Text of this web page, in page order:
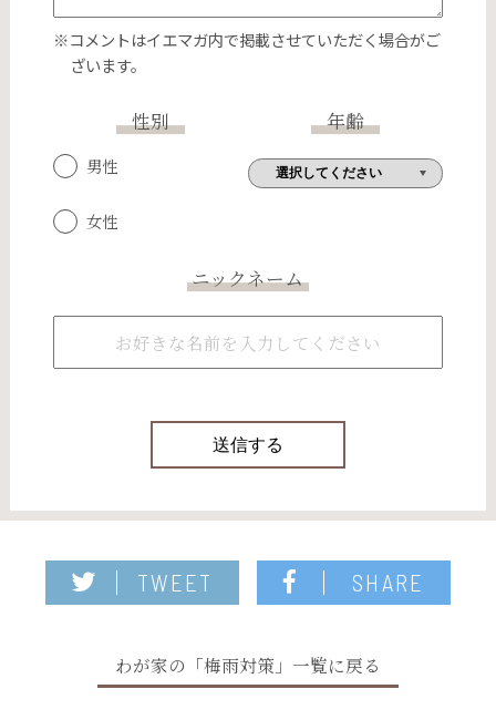
※コメントはイエマガ内で掲載させていただく場合がご
ざいます。
性別
男性
女性
年齢
ニックネーム
TWEET SHARE
わが家の「梅雨対策」一覧に戻る